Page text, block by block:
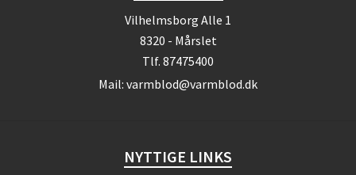
Vilhelmsborg Alle 1
8320 - Mårslet
Tlf. 87475400
Mail: varmblod@varmblod.dk
NYTTIGE LINKS